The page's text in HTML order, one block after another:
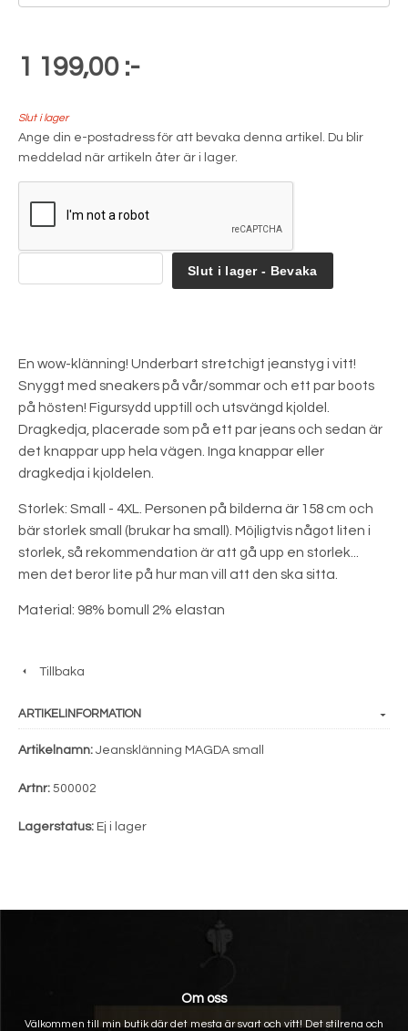
1 199,00 :-
Slut i lager
Ange din e-postadress för att bevaka denna artikel. Du blir
meddelad när artikeln åter är i lager.
Slut i lager - Bevaka
En wow-klänning! Underbart stretchigt jeanstyg i vitt!
Snyggt med sneakers på vår/sommar och ett par boots
på hösten! Figursydd upptill och utsvängd kjoldel.
Dragkedja, placerade som på ett par jeans och sedan är
det knappar upp hela vägen. Inga knappar eller
dragkedja i kjoldelen.
Storlek: Small - 4XL. Personen på bilderna är 158 cm och
bär storlek small (brukar ha small). Möjligtvis något liten i
storlek, så rekommendation är att gå upp en storlek...
men det beror lite på hur man vill att den ska sitta.
Material: 98% bomull 2% elastan
Tillbaka
ARTIKELINFORMATION
Artikelnamn: Jeansklänning MAGDA small
Artnr: 500002
Lagerstatus: Ej i lager
Om oss
Välkommen till min butik där det mesta är svart och vitt! Det stilrena och